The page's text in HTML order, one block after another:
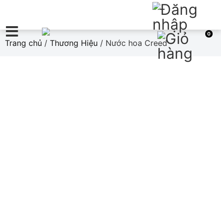
0
Trang chủ / Thương Hiệu / Nước hoa Creed